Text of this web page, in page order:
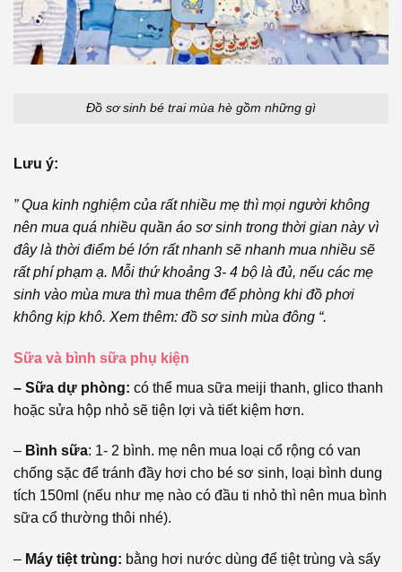
Đồ sơ sinh bé trai mùa hè gồm những gì
Lưu ý:
” Qua kinh nghiệm của rất nhiều mẹ thì mọi người không
nên mua quá nhiều quần áo sơ sinh trong thời gian này vì
đây là thời điểm bé lớn rất nhanh sẽ nhanh mua nhiều sẽ
rất phí phạm ạ. Mỗi thứ khoảng 3- 4 bộ là đủ, nếu các mẹ
sinh vào mùa mưa thì mua thêm để phòng khi đồ phơi
không kịp khô. Xem thêm: đồ sơ sinh mùa đông “.
Sữa và bình sữa phụ kiện
– Sữa dự phòng: có thể mua sữa meiji thanh, glico thanh
hoặc sửa hộp nhỏ sẽ tiện lợi và tiết kiệm hơn.
– Bình sữa: 1- 2 bình. mẹ nên mua loại cổ rộng có van
chống sặc để tránh đầy hơi cho bé sơ sinh, loại bình dung
tích 150ml (nếu như mẹ nào có đầu ti nhỏ thì nên mua bình
sữa cổ thường thôi nhé).
– Máy tiệt trùng: bằng hơi nước dùng để tiệt trùng và sấy